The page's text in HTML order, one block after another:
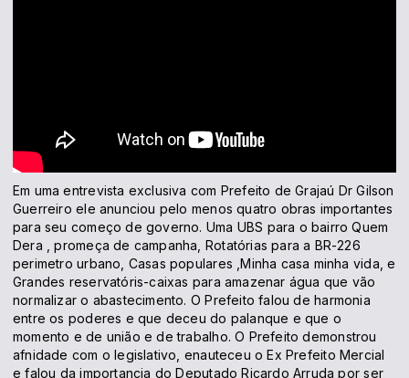
Em uma entrevista exclusiva com Prefeito de Grajaú Dr Gilson
Guerreiro ele anunciou pelo menos quatro obras importantes
para seu começo de governo. Uma UBS para o bairro Quem
Dera , promeça de campanha, Rotatórias para a BR-226
perimetro urbano, Casas populares ,Minha casa minha vida, e
Grandes reservatóris-caixas para amazenar água que vão
normalizar o abastecimento. O Prefeito falou de harmonia
entre os poderes e que deceu do palanque e que o
momento e de união e de trabalho. O Prefeito demonstrou
afnidade com o legislativo, enauteceu o Ex Prefeito Mercial
e falou da importancia do Deputado Ricardo Arruda por ser